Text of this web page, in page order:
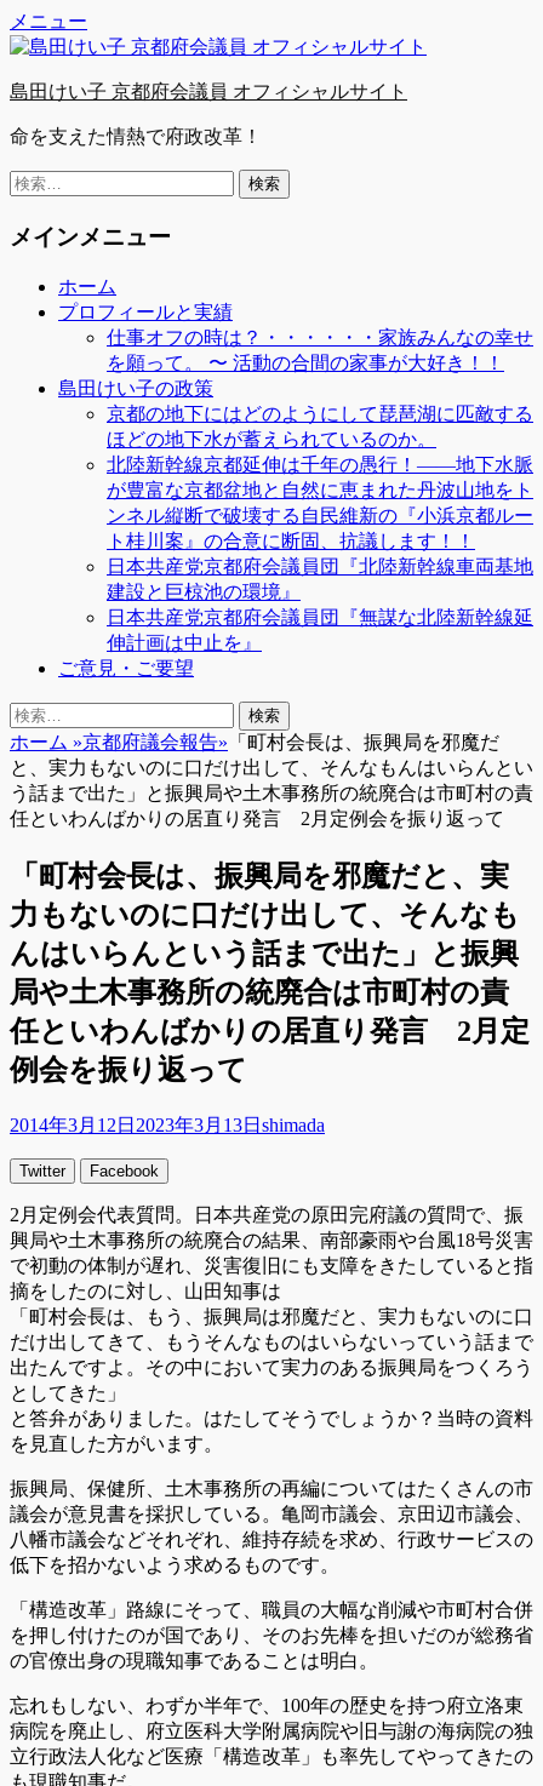
コ
ン
ン
へ
ス
キ
ッ
プ
Facebook
Twitter
YouTube
メニュー
島田けい子 京都府会議員 オフィシャルサイト
命を支えた情熱で府政改革！
検
メインメニュー
ホーム
プロフィールと実績
仕事オフの時は？・・・・・・家族みんなの幸せ
を願って。 〜 活動の合間の家事が大好き！！
島田けい子の政策
京都の地下にはどのようにして琵琶湖に匹敵する
ほどの地下水が蓄えられているのか。
北陸新幹線京都延伸は千年の愚行！――地下水脈
が豊富な京都盆地と自然に恵まれた丹波山地をト
ンネル縦断で破壊する自民維新の『小浜京都ルー
ト桂川案』の合意に断固、抗議します！！
日本共産党京都府会議員団『北陸新幹線車両基地
建設と巨椋池の環境』
日本共産党京都府会議員団『無謀な北陸新幹線延
伸計画は中止を』
ご意見・ご要望
検
索
検
索:
ホーム »京都府議会報告» 「町村会長は、振興局を邪魔だ
と、実力もないのに口だけ出して、そんなもんはいらんとい
う話まで出た」と振興局や土木事務所の統廃合は市町村の責
任といわんばかりの居直り発言 2月定例会を振り返って
「町村会長は、振興局を邪魔だと、実
力もないのに口だけ出して、そんなも
んはいらんという話まで出た」と振興
局や土木事務所の統廃合は市町村の責
任といわんばかりの居直り発言 2月定
例会を振り返って
投
日
2014年3月12日 2023年3月13日 投
shimada
Twitter Facebook
2月定例会代表質問。日本共産党の原田完府議の質問で、振
興局や土木事務所の統廃合の結果、南部豪雨や台風18号災害
で初動の体制が遅れ、災害復旧にも支障をきたしていると指
摘をしたのに対し、山田知事は
「町村会長は、もう、振興局は邪魔だと、実力もないのに口
だけ出してきて、もうそんなものはいらないっていう話まで
出たんですよ。その中において実力のある振興局をつくろう
としてきた」
と答弁がありました。はたしてそうでしょうか？当時の資料
を見直した方がいます。
振興局、保健所、土木事務所の再編についてはたくさんの市
議会が意見書を採択している。亀岡市議会、京田辺市議会、
八幡市議会などそれぞれ、維持存続を求め、行政サービスの
低下を招かないよう求めるものです。
「構造改革」路線にそって、職員の大幅な削減や市町村合併
を押し付けたのが国であり、そのお先棒を担いだのが総務省
の官僚出身の現職知事であることは明白。
忘れもしない、わずか半年で、100年の歴史を持つ府立洛東
病院を廃止し、府立医科大学附属病院や旧与謝の海病院の独
立行政法人化など医療「構造改革」も率先してやってきたの